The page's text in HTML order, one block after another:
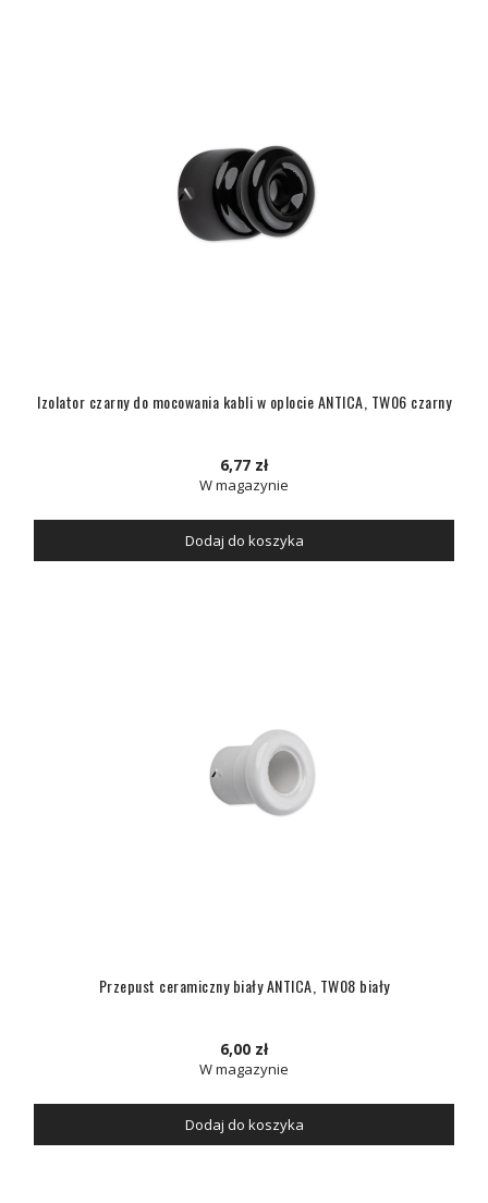
Izolator czarny do mocowania kabli w oplocie ANTICA, TW06 czarny
6,77 zł
W magazynie
Dodaj do koszyka
Przepust ceramiczny biały ANTICA, TW08 biały
6,00 zł
W magazynie
Dodaj do koszyka